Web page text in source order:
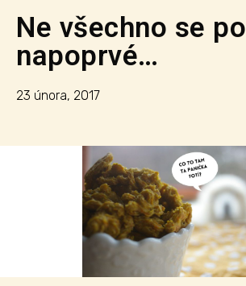
Ne všechno se
napoprvé…
23 února, 2017